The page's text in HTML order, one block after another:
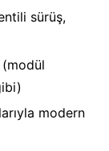
sürüş,
modern